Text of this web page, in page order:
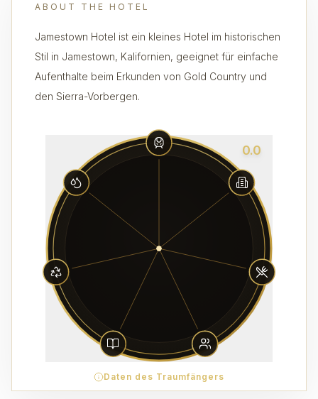
ABOUT THE HOTEL
Jamestown Hotel ist ein kleines Hotel im historischen
Stil in Jamestown, Kalifornien, geeignet für einfache
Aufenthalte beim Erkunden von Gold Country und
den Sierra-Vorbergen.
0.0
Daten des Traumfängers